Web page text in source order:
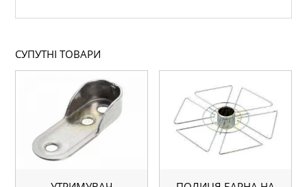
СУПУТНІ ТОВАРИ